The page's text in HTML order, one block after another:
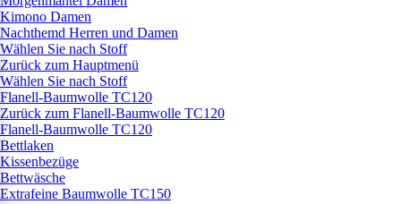
Kimono Damen
Nachthemd Herren und Damen
Wählen Sie nach Stoff
Zurück zum Hauptmenü
Wählen Sie nach Stoff
Flanell-Baumwolle TC120
Zurück zum Flanell-Baumwolle TC120
Flanell-Baumwolle TC120
Bettlaken
Kissenbezüge
Bettwäsche
Extrafeine Baumwolle TC150